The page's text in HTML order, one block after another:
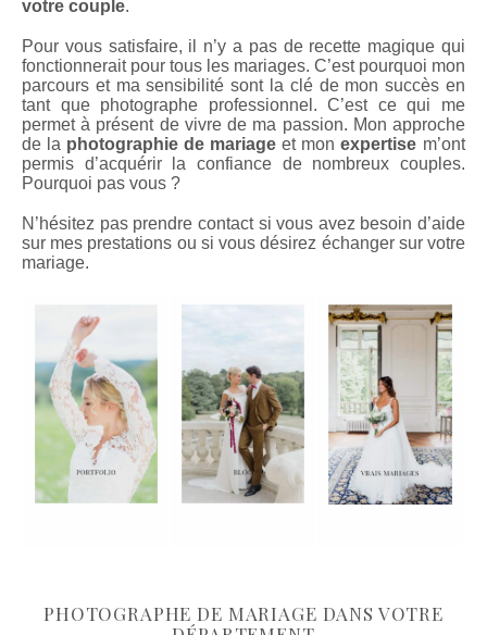
votre couple.
Pour vous satisfaire, il n’y a pas de recette magique qui
fonctionnerait pour tous les mariages. C’est pourquoi mon
parcours et ma sensibilité sont la clé de mon succès en
tant que photographe professionnel. C’est ce qui me
permet à présent de vivre de ma passion. Mon approche
de la photographie de mariage et mon expertise m’ont
permis d’acquérir la confiance de nombreux couples.
Pourquoi pas vous ?
N’hésitez pas prendre contact si vous avez besoin d’aide
sur mes prestations ou si vous désirez échanger sur votre
mariage.
PHOTOGRAPHE DE MARIAGE DANS VOTRE